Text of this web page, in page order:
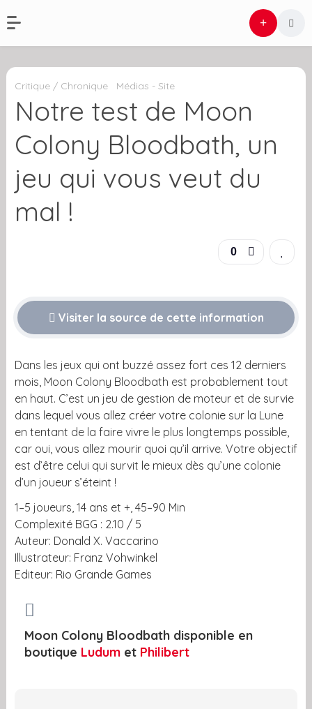
Critique / Chronique Médias - Site
Notre test de Moon
Colony Bloodbath, un
jeu qui vous veut du
mal !
0
Visiter la source de cette information
Dans les jeux qui ont buzzé assez fort ces 12 derniers
mois, Moon Colony Bloodbath est probablement tout
en haut. C’est un jeu de gestion de moteur et de survie
dans lequel vous allez créer votre colonie sur la Lune
en tentant de la faire vivre le plus longtemps possible,
car oui, vous allez mourir quoi qu’il arrive. Votre objectif
est d’être celui qui survit le mieux dès qu’une colonie
d’un joueur s’éteint !
1–5 joueurs, 14 ans et +, 45–90 Min
Complexité BGG : 2.10 / 5
Auteur: Donald X. Vaccarino
Illustrateur: Franz Vohwinkel
Editeur: Rio Grande Games
Moon Colony Bloodbath disponible en
boutique Ludumet Philibert